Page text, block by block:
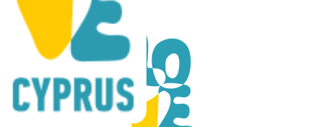
4 PLAY CLUB